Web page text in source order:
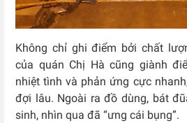
Không chỉ ghi điểm bởi chất
của quán Chị Hà cũng giành
nhiệt tình và phản ứng cực
đợi lâu. Ngoài ra đồ dùng, bát
sinh, nhìn qua đã “ưng cái bụng”.